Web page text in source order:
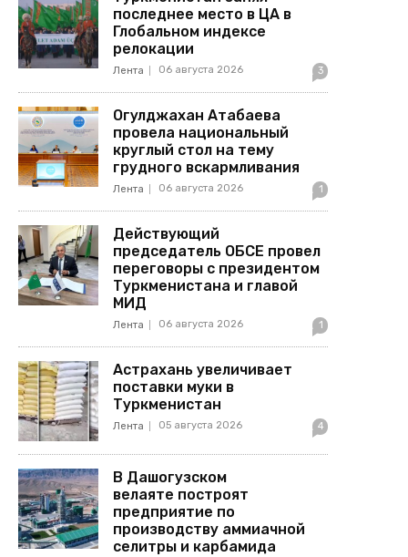
последнее место в ЦА в
Глобальном индексе
релокации
Лента 06 августа 2026 3
Огулджахан Атабаева
провела национальный
круглый стол на тему
грудного вскармливания
Лента 06 августа 2026 1
Действующий
председатель ОБСЕ провел
переговоры с президентом
Туркменистана и главой
МИД
Лента 06 августа 2026 1
Астрахань увеличивает
поставки муки в
Туркменистан
Лента 05 августа 2026 4
В Дашогузском
велаяте построят
предприятие по
производству аммиачной
селитры и карбамида